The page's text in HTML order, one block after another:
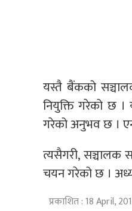
यस्तै बैंकको
नियुक्ति गरेको छ
गरेको अनुभव छ ।
त्यसैगरी, सञ्चालक
चयन गरेको छ ।
प्रकाशित : 18 April,